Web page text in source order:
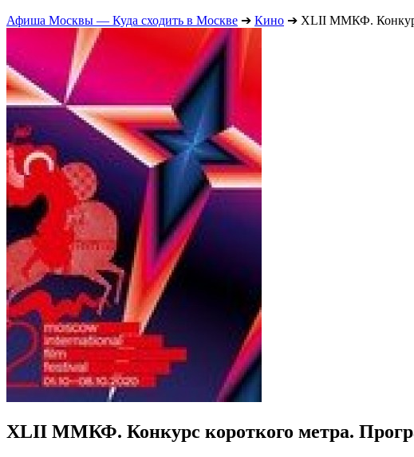
Афиша Москвы — Куда сходить в Москве ➔ Кино ➔ XLII ММКФ.
XLII ММКФ. Конкурс короткого метра.